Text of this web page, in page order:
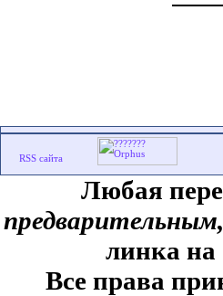
Любая
линка на
Все права